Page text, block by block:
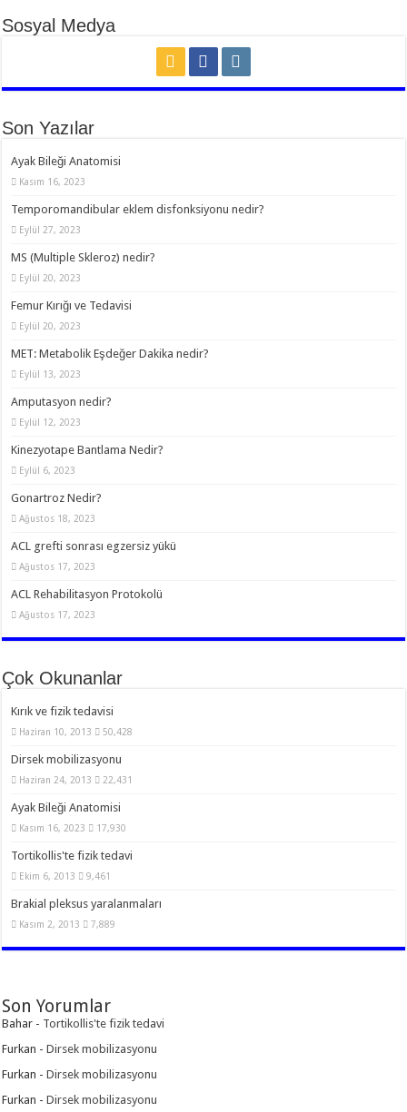
Sosyal Medya
Son Yazılar
Ayak Bileği Anatomisi
Kasım 16, 2023
Temporomandibular eklem disfonksiyonu nedir?
Eylül 27, 2023
MS (Multiple Skleroz) nedir?
Eylül 20, 2023
Femur Kırığı ve Tedavisi
Eylül 20, 2023
MET: Metabolik Eşdeğer Dakika nedir?
Eylül 13, 2023
Amputasyon nedir?
Eylül 12, 2023
Kinezyotape Bantlama Nedir?
Eylül 6, 2023
Gonartroz Nedir?
Ağustos 18, 2023
ACL grefti sonrası egzersiz yükü
Ağustos 17, 2023
ACL Rehabilitasyon Protokolü
Ağustos 17, 2023
Çok Okunanlar
Kırık ve fizik tedavisi
Haziran 10, 2013 50,428
Dirsek mobilizasyonu
Haziran 24, 2013 22,431
Ayak Bileği Anatomisi
Kasım 16, 2023 17,930
Tortikollis'te fizik tedavi
Ekim 6, 2013 9,461
Brakial pleksus yaralanmaları
Kasım 2, 2013 7,889
Son Yorumlar
Bahar - Tortikollis'te fizik tedavi
Furkan -Dirsek mobilizasyonu
Furkan -Dirsek mobilizasyonu
Furkan -Dirsek mobilizasyonu